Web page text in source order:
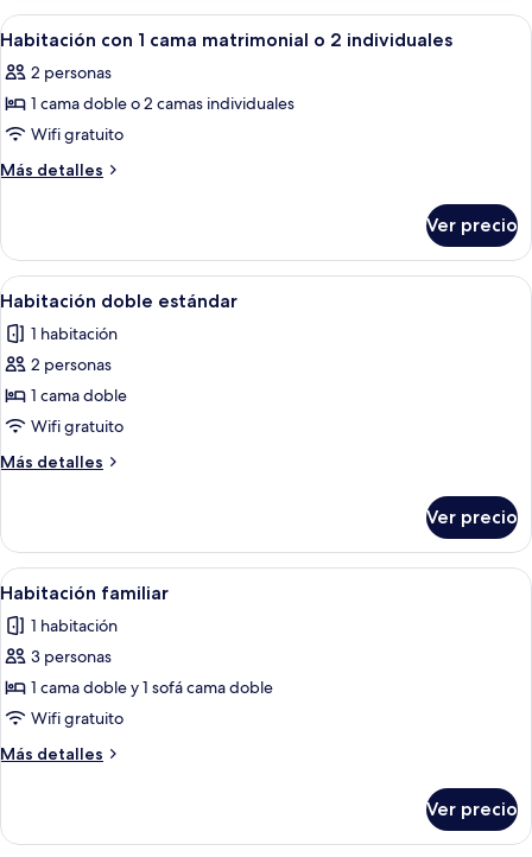
Room
Abrir
todas
las
fotos
de
Habitación
cama
matrimonial
o
2
individuales
Habitación de hotel con dos camas,
5
Habitación con 1 cama matrimonial o 2 individuales
2 personas
1 cama doble o 2 camas individuales
Wifi gratuito
Más detalles
Más
con
cama
o
2
Ver precio
Abrir
todas
las
fotos
de
Habitación
doble
estándar
Una habitación de hotel con cama,
6
Habitación doble estándar
1 habitación
2 personas
1 cama doble
Wifi gratuito
Más detalles
Más
doble
estándar
Ver precio
Abrir
todas
las
fotos
de
Habitación
familiar
Una habitación de hotel con cama,
5
Habitación familiar
1 habitación
3 personas
1 cama doble y 1 sofá cama doble
Wifi gratuito
Más detalles
Más
familiar
Ver precio